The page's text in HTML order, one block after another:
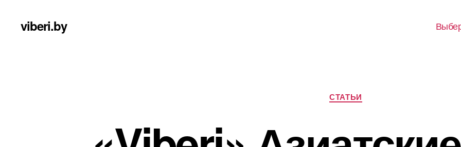
viberi.by
Рубрики
СТАТЬИ